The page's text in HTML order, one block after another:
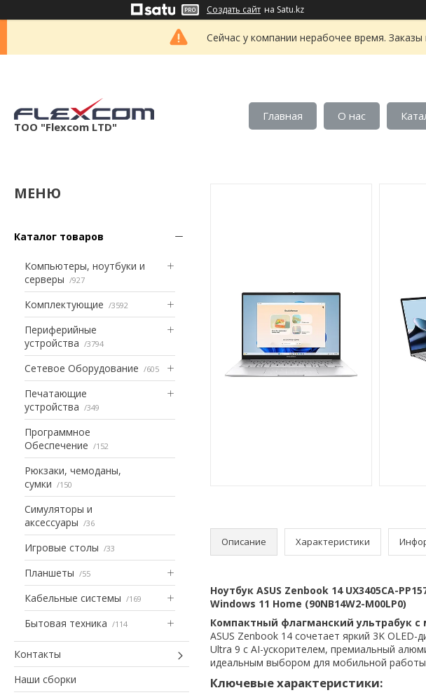
Создать сайт на Satu.kz
Сейчас у компании нерабочее время.
ТОО "Flexcom LTD"
Главная О нас
Каталог товаров
Компьютеры, ноутбуки и
серверы
927
Комплектующие 3592
Периферийные
устройства
3794
Сетевое Оборудование 605
Печатающие
устройства
349
Программное
Обеспечение
152
Рюкзаки, чемоданы,
сумки
150
Симуляторы и
аксессуары
36
Игровые столы 33
Планшеты 55
Кабельные системы 169
Бытовая техника 114
Контакты
Наши сборки
Описание Характеристики
Ноутбук ASUS Zenbook 14 UX3405CA-
Windows 11 Home (90NB14W2-M00LP0)
Компактный флагманский ультрабук
ASUS Zenbook 14 сочетает яркий 3K
Ultra 9 с AI-ускорителем, премиальный
идеальным выбором для мобильной работы
Ключевые характеристики: